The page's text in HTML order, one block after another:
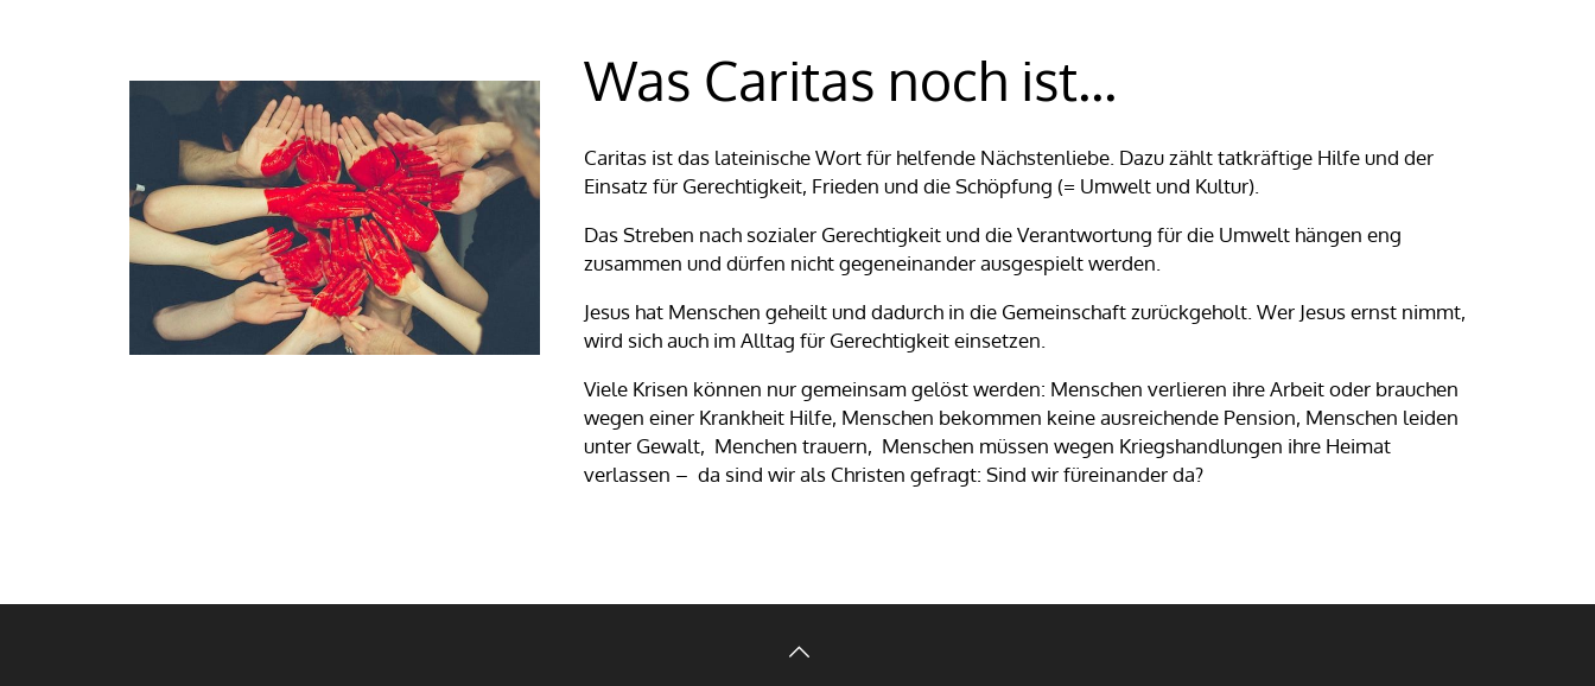
Was Caritas noch ist...
Caritas ist das lateinische Wort für helfende Nächstenliebe. Dazu zählt tatkräftige Hilfe und der
Einsatz für Gerechtigkeit, Frieden und die Schöpfung (= Umwelt und Kultur).
Das Streben nach sozialer Gerechtigkeit und die Verantwortung für die Umwelt hängen eng
zusammen und dürfen nicht gegeneinander ausgespielt werden.
Jesus hat Menschen geheilt und dadurch in die Gemeinschaft zurückgeholt. Wer Jesus ernst nimmt,
wird sich auch im Alltag für Gerechtigkeit einsetzen.
Viele Krisen können nur gemeinsam gelöst werden: Menschen verlieren ihre Arbeit oder brauchen
wegen einer Krankheit Hilfe, Menschen bekommen keine ausreichende Pension, Menschen leiden
unter Gewalt, Menchen trauern, Menschen müssen wegen Kriegshandlungen ihre Heimat
verlassen – da sind wir als Christen gefragt: Sind wir füreinander da?